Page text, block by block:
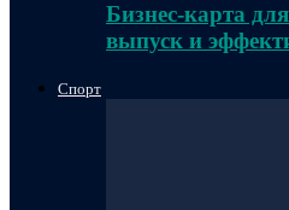
Бизнес-карта
выпуск и
Спорт